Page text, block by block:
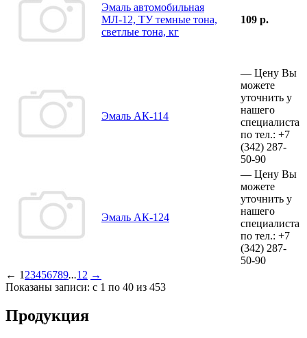
Эмаль автомобильная
МЛ-12, ТУ темные тона,
светлые тона, кг
109 р.
Эмаль АК-114
— Цену Вы
можете
уточнить у
нашего
специалиста
по тел.: +7
(342) 287-
50-90
Эмаль АК-124
— Цену Вы
можете
уточнить у
нашего
специалиста
по тел.: +7
(342) 287-
50-90
← 1 23456789...12 →
Показаны записи: с 1 по 40 из 453
Продукция